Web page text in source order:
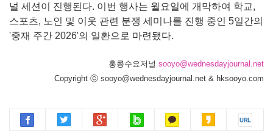
널 세션이 진행된다. 이번 행사는 월요일에 개막하여 학교,
스포츠, 노인 및 이웃 관련 분쟁 세미나를 진행 중인 5일간의
'중재 주간 2026'의 일환으로 마련됐다.
홍콩수요저널 sooyo@wednesdayjournal.net
Copyright ⓒ sooyo@wednesdayjournal.net & hksooyo.com